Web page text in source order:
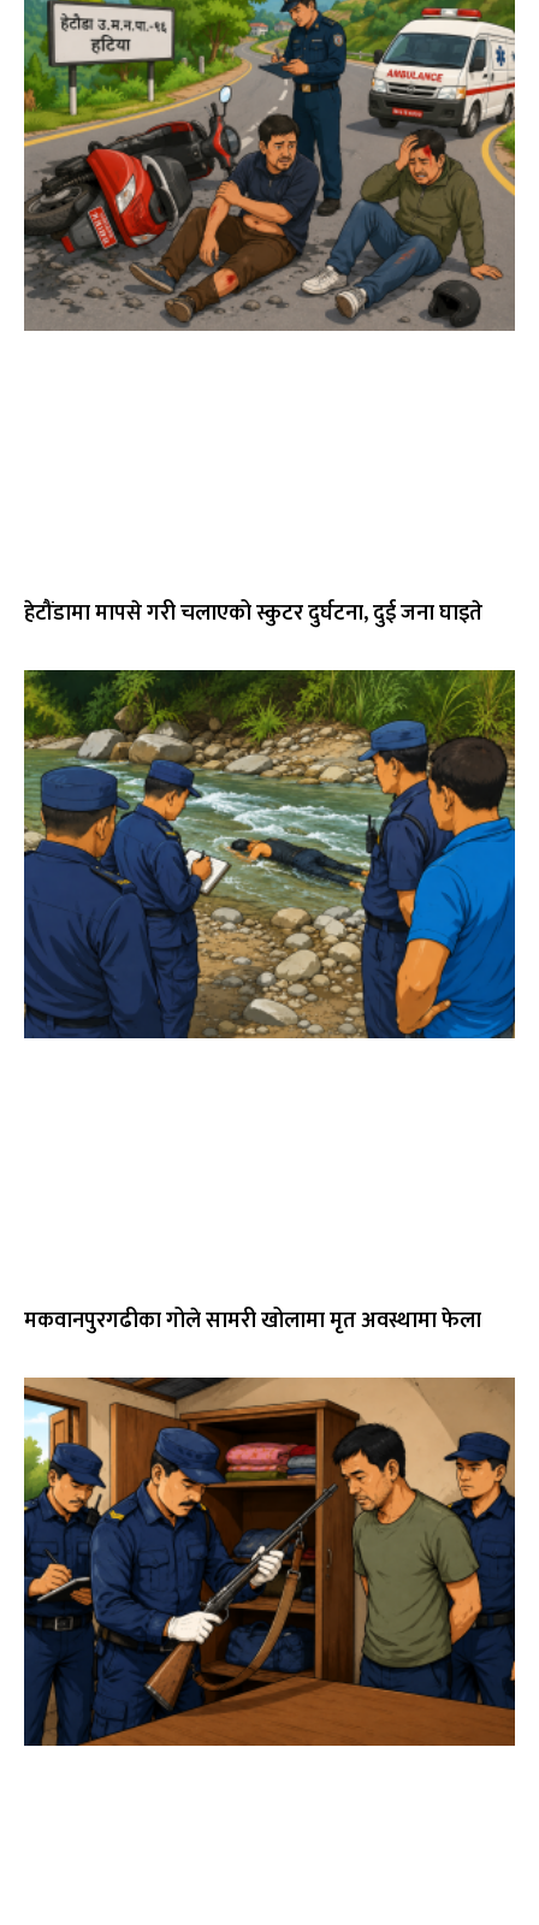
हेटौंडामा मापसे गरी चलाएको स्कुटर दुर्घटना, दुई जना घाइते
मकवानपुरगढीका गोले सामरी खोलामा मृत अवस्थामा फेला